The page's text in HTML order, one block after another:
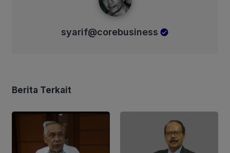
syarif@corebusiness
Berita Terkait